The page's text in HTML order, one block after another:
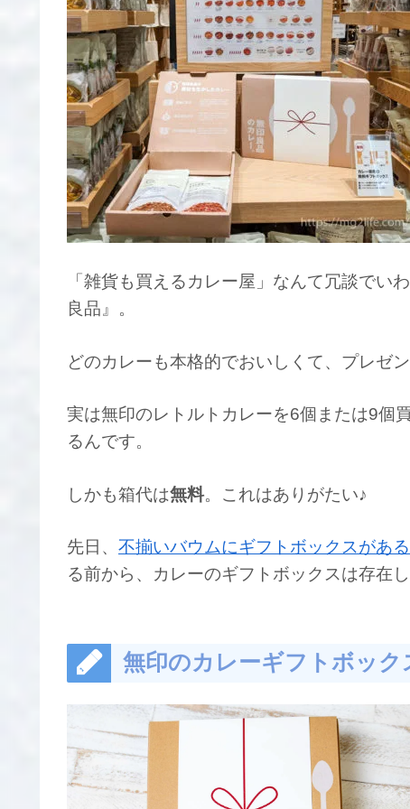
「雑貨も買えるカレー屋」なんて冗談でい
良品』。
どのカレーも本格的でおいしくて、プレゼ
実は無印のレトルトカレーを6個または9個
るんです。
しかも箱代は無料。これはありがたい♪
先日、 不揃いバウムにギフトボックスがある
る前から、カレーのギフトボックスは存在
無印のカレーギフトボック